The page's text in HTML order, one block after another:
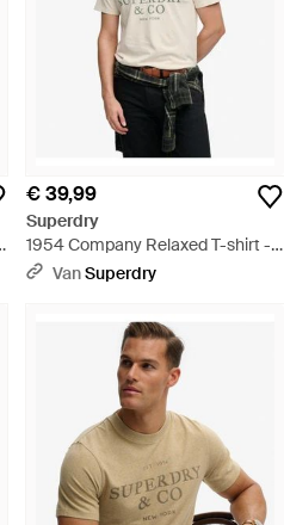
€ 39,99
Superdry
1954 Company Relaxed T-shirt -
Naturel
VanSuperdry